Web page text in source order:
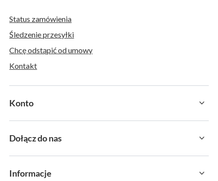
Status zamówienia
Śledzenie przesyłki
Chcę odstąpić od umowy
Kontakt
Konto
Dołącz do nas
Informacje